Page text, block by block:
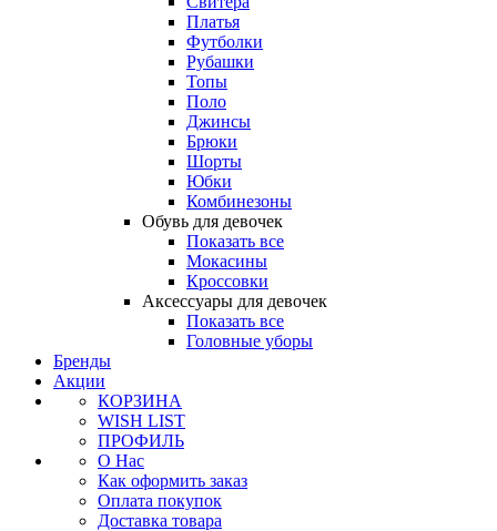
Платья
Футболки
Рубашки
Топы
Поло
Джинсы
Брюки
Шорты
Юбки
Комбинезоны
Обувь для девочек
Показать все
Мокасины
Кроссовки
Аксессуары для девочек
Показать все
Головные уборы
Бренды
Акции
КОРЗИНА
WISH LIST
ПРОФИЛЬ
О Нас
Как оформить заказ
Оплата покупок
Доставка товара